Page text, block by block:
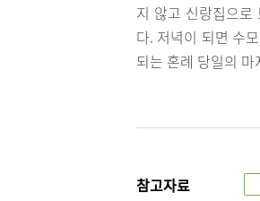
지 않고 신랑집으
다. 저녁이 되면 수
되는 혼례 당일의
참고자료